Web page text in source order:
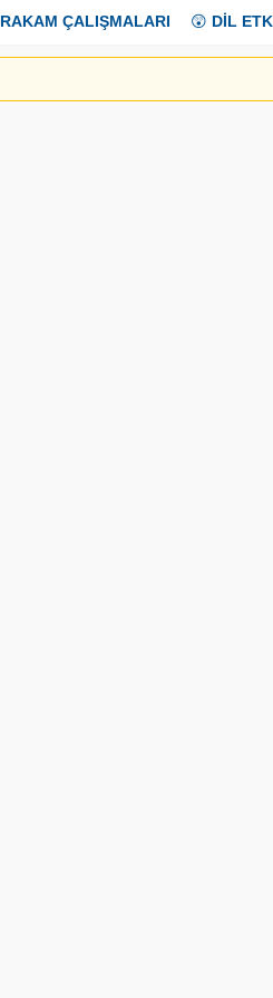
RAKAM ÇALIŞMALARI 😲 DİL